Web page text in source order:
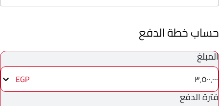
حساب خطة الدفع
المبلغ
٣٬٥٠٠٬٠٠٠ EGP
فترة الدفع